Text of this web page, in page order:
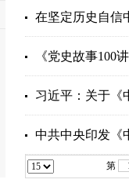
在坚定历史自信
《党史故事100
习近平：关于《
中共中央印发《
第